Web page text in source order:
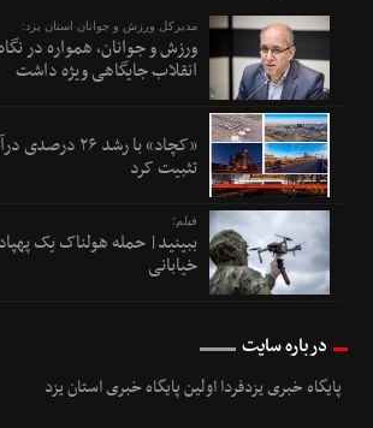
مدیرکل ورزش و جوانان استان یزد:
ورزش و جوانان، همواره در
انقلاب جایگاهی ویژه داشت
«کچاد» با رشد
تثبیت کرد
فیلم؛
ببینید| حمله هولناک یک
خیابانی
درباره سایت
پایگاه خبری یزدفردا اولین پایگاه خبری استان یزد